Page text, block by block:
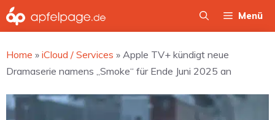
Zum
Inhalt
Menü
Home » iCloud / Services » Apple TV+ kündigt neue
Dramaserie namens „Smoke“ für Ende Juni 2025 an